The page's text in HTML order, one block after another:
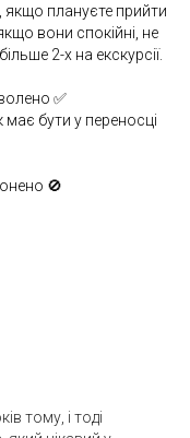
якщо плануєте прийти
вони спокійні, не
2-х на екскурсії.
✅
має бути у переносці
🚫
тому, і тоді